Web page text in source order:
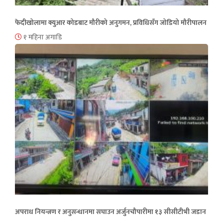
फेदीखोलामा क्युआर कोडबाट मौरीको अनुगमन, प्रविधिसँग जोडियो मौरीपालन
१ महिना अगाडि
अपराध नियन्त्रण र अनुसन्धानमा सघाउन अर्जुनचौपारीमा १३ सीसीटीभी जडान